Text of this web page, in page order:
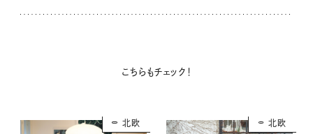
こちらもチェック！
北欧 北欧